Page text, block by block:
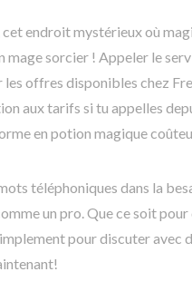
endroit mystérieux où
mage sorcier ! Appeler le
offres disponibles chez
aux tarifs si tu appelles
en potion magique
téléphoniques dans la
un pro. Que ce soit pour
pour discuter avec